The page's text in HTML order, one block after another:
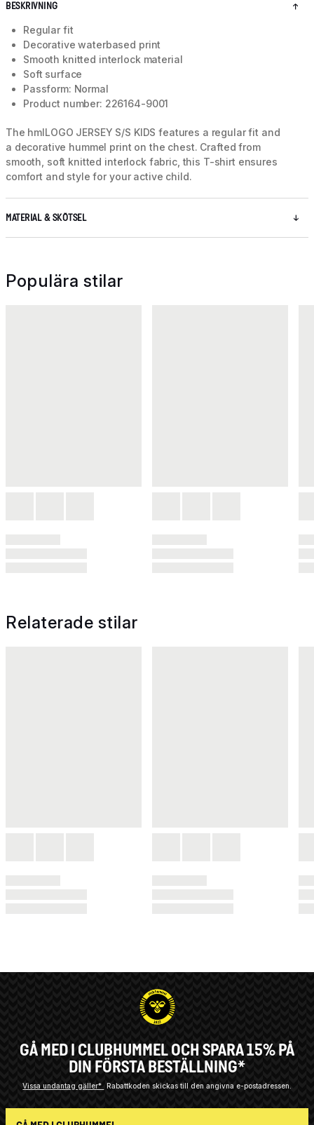
BESKRIVNING
Regular fit
Decorative waterbased print
Smooth knitted interlock material
Soft surface
Passform: Normal
Product number: 226164-9001
The hmlLOGO JERSEY S/S KIDS features a regular fit and
a decorative hummel print on the chest. Crafted from
smooth, soft knitted interlock fabric, this T-shirt ensures
comfort and style for your active child.
MATERIAL & SKÖTSEL
Populära stilar
Relaterade stilar
GÅ MED I CLUBHUMMEL OCH SPARA 15% PÅ
DIN FÖRSTA BESTÄLLNING*
Vissa undantag gäller* Rabattkoden skickas till den angivna e-postadressen.